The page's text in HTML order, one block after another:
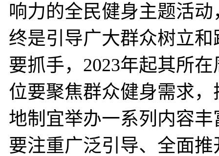
响力的全民健身主题活
终是引导广大群众树立
要抓手，2023年起其所
位要聚焦群众健身需求
地制宜举办一系列内容
要注重广泛引导、全面